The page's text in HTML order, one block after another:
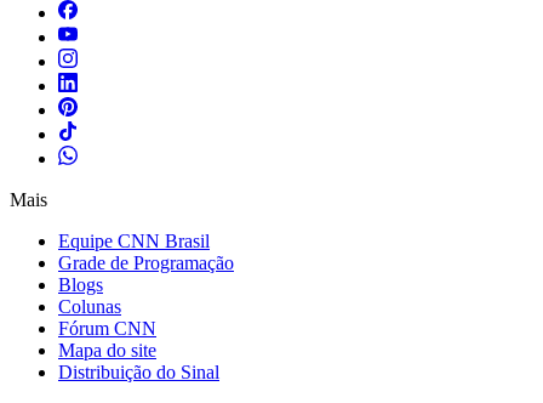
Mais
Equipe CNN Brasil
Grade de Programação
Blogs
Colunas
Fórum CNN
Mapa do site
Distribuição do Sinal